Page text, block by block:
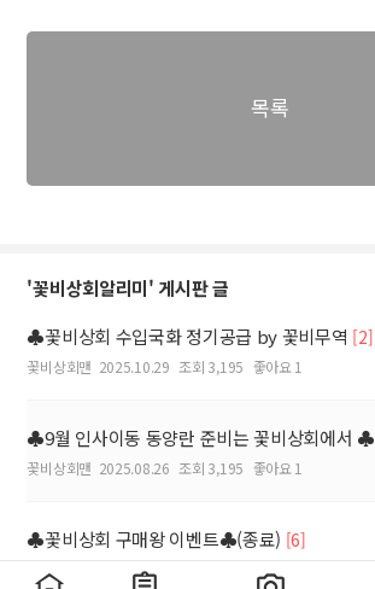
목록
'꽃비상회알리미' 게시판 글
♣꽃비상회 수입국화 정기공급 by 꽃비무역 [2]
꽃비상회맨 2025.10.29 조회 3,195 좋아요 1
♣9월 인사이동 동양란 준비는 꽃비상회에서 ♣
꽃비상회맨 2025.08.26 조회 3,195 좋아요 1
♣꽃비상회 구매왕 이벤트♣(종료) [6]
꽃비상회맨 2025.08.01 좋아요 5